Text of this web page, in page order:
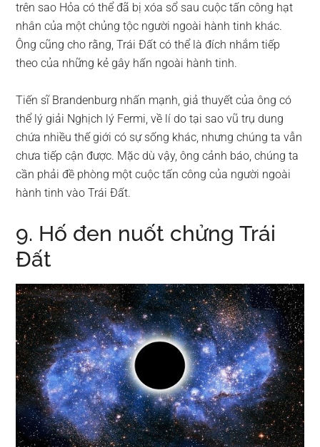
trên sao Hỏa có thể đã bị xóa sổ sau cuộc tấn công hạt
nhân của một chủng tộc người ngoài hành tinh khác.
Ông cũng cho rằng, Trái Đất có thể là đích nhắm tiếp
theo của những kẻ gây hấn ngoài hành tinh.
Tiến sĩ Brandenburg nhấn mạnh, giả thuyết của ông có
thể lý giải Nghịch lý Fermi, về lí do tại sao vũ trụ dung
chứa nhiều thế giới có sự sống khác, nhưng chúng ta vẫn
chưa tiếp cận được. Mặc dù vậy, ông cảnh báo, chúng ta
cần phải đề phòng một cuộc tấn công của người ngoài
hành tinh vào Trái Đất.
9. Hố đen nuốt chửng Trái
Đất